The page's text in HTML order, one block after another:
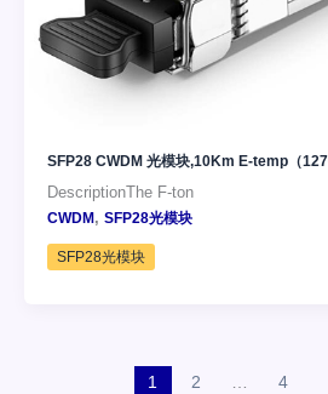
SFP28 CWDM 光模块,10Km E-temp（
DescriptionThe F-ton
CWDM, SFP28光模块
SFP28光模块
1 2 … 4